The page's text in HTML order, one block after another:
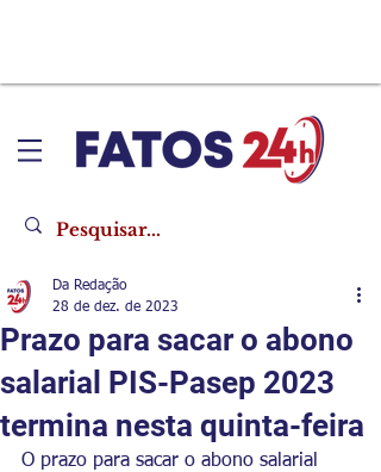
Prazo para sacar o abono
salarial PIS-Pasep 2023
termina nesta quinta-feira
Da Redação
28 de dez. de 2023
O prazo para sacar o abono salarial